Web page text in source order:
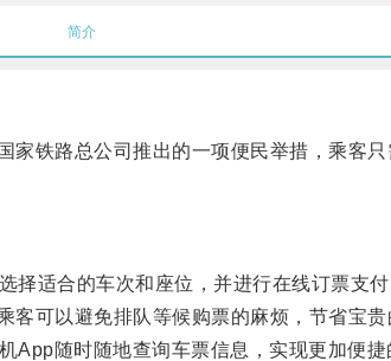
简介
铁路总公司推出的一项便民举措，乘客只
适合的车次和座位，并进行在线订票支付
可以避免排队等候购票的麻烦，节省宝贵
随时随地查询车票信息，实现更加便捷